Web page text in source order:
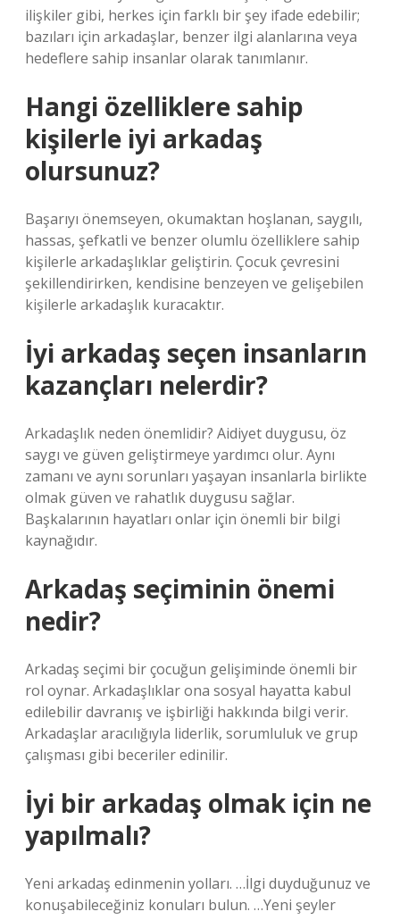
ilişkiler gibi, herkes için farklı bir şey ifade edebilir;
bazıları için arkadaşlar, benzer ilgi alanlarına veya
hedeflere sahip insanlar olarak tanımlanır.
Hangi özelliklere sahip
kişilerle iyi arkadaş
olursunuz?
Başarıyı önemseyen, okumaktan hoşlanan, saygılı,
hassas, şefkatli ve benzer olumlu özelliklere sahip
kişilerle arkadaşlıklar geliştirin. Çocuk çevresini
şekillendirirken, kendisine benzeyen ve gelişebilen
kişilerle arkadaşlık kuracaktır.
İyi arkadaş seçen insanların
kazançları nelerdir?
Arkadaşlık neden önemlidir? Aidiyet duygusu, öz
saygı ve güven geliştirmeye yardımcı olur. Aynı
zamanı ve aynı sorunları yaşayan insanlarla birlikte
olmak güven ve rahatlık duygusu sağlar.
Başkalarının hayatları onlar için önemli bir bilgi
kaynağıdır.
Arkadaş seçiminin önemi
nedir?
Arkadaş seçimi bir çocuğun gelişiminde önemli bir
rol oynar. Arkadaşlıklar ona sosyal hayatta kabul
edilebilir davranış ve işbirliği hakkında bilgi verir.
Arkadaşlar aracılığıyla liderlik, sorumluluk ve grup
çalışması gibi beceriler edinilir.
İyi bir arkadaş olmak için ne
yapılmalı?
Yeni arkadaş edinmenin yolları. …İlgi duyduğunuz ve
konuşabileceğiniz konuları bulun. …Yeni şeyler